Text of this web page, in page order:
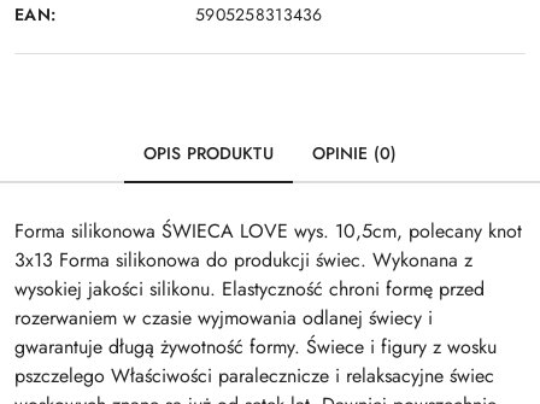
EAN: 5905258313436
OPIS PRODUKTU OPINIE (0)
Forma silikonowa ŚWIECA LOVE wys. 10,5cm, polecany knot
3x13 Forma silikonowa do produkcji świec. Wykonana z
wysokiej jakości silikonu. Elastyczność chroni formę przed
rozerwaniem w czasie wyjmowania odlanej świecy i
gwarantuje długą żywotność formy. Świece i figury z wosku
pszczelego Właściwości paralecznicze i relaksacyjne świec